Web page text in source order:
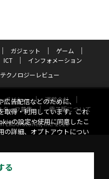
ガジェット
ゲーム
ICT
インフォメーション
クノロジーレビュー
ポリシー
運営会社
タッフ募集
電子版について
Laboratories, Inc. 2026
告配信などのために、
取得・利用しています。これ
の設定や使用に同意したこ
の詳細、オプトアウトについ
る